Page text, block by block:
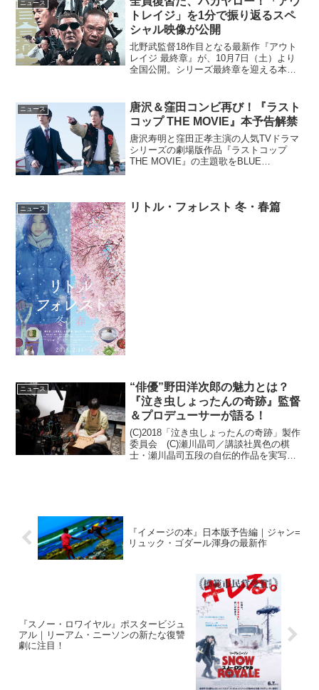
ニュース
トレイジ」を1分で振り返るスペ
シャル映像が公開
北野武監督18作目となる最新作『アウト
レイジ 最終章』が、10月7日（土）より
全国公開。シリーズ最終章を迎える本作
映像＞が完成した。このニュースのポイ
ント・1分で「ア...
ニュース
唐沢＆窪田コンビ再び！『ラスト
コップ THE MOVIE』本予告解禁
唐沢寿明と窪田正孝主演の人気TVドラマ
シリーズの劇場版作品『ラストコップ
THE MOVIE』の主題歌をBLUE
...
ニュース リトル・フォレスト 冬・春篇
ニュース
“俳優”野田洋次郎の魅力とは？
『泣き虫しょったんの奇跡』監督
＆プロデューサーが語る！
(C)2018「泣き虫しょったんの奇跡」製作
委員会 (C)瀬川晶司／講談社異色の棋
士・瀬川晶司五段の自伝的作品を実写映
『イメージの本』日本版予告編｜ジャン=
リュック・ゴダール渾身の最新作
『スノー・ロワイヤル』ポスタービジュ
アル｜リーアム・ニーソンの新たな復讐
劇に注目！